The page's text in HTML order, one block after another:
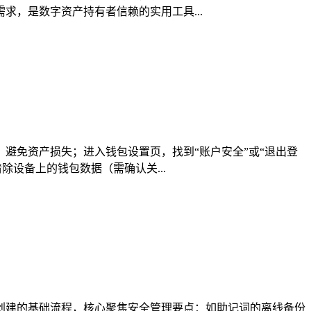
，是数字资产持有者信赖的实用工具...
免资产损失；进入钱包设置页，找到“账户安全”或“退出登
设备上的钱包数据（需确认关...
建的基础流程，核心聚焦安全管理要点：如助记词的离线备份